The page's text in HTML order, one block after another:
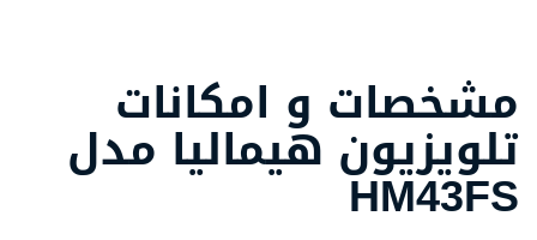
مشخصات و امکانات
تلویزیون هیمالیا مدل
HM43FS